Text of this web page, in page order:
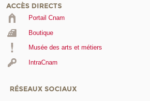
ACCÈS DIRECTS
Portail Cnam
Boutique
Musée des arts et métiers
IntraCnam
RÉSEAUX SOCIAUX